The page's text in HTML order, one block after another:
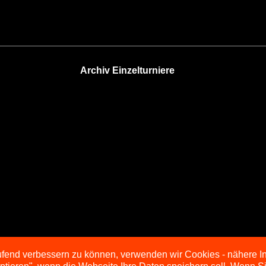
Archiv Einzelturniere
verbessern zu können, verwenden wir Cookies - nähere